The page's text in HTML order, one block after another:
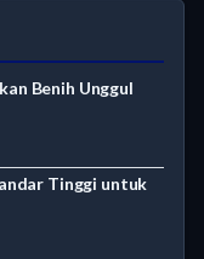
Benih Unggul
Tinggi untuk